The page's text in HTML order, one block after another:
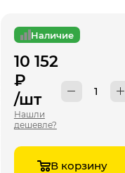
Наличие
10 152
₽
/шт
Нашли
дешевле?
В корзину